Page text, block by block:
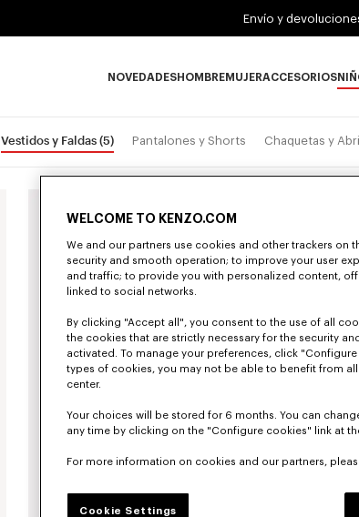
Envío y
NOVEDADESHOMBREMUJERACCESORIOS
Vestidos y Faldas(5) Pantalones y Shorts Chaquetas y
WELCOME TO KENZO.COM
We and our partners use cookies and other trackers on
security and smooth operation; to improve your user
and traffic; to provide you with personalized content,
linked to social networks.
By clicking "Accept all", you consent to the use of all
the cookies that are strictly necessary for the security
activated. To manage your preferences, click
types of cookies, you may not be able to benefit from
center.
Your choices will be stored for 6 months. You can
any time by clicking on the "Configure cookies" link at
For more information on cookies and our partners,
Cookie Settings